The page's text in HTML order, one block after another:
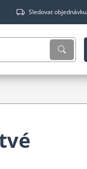
Sledovat objednávku